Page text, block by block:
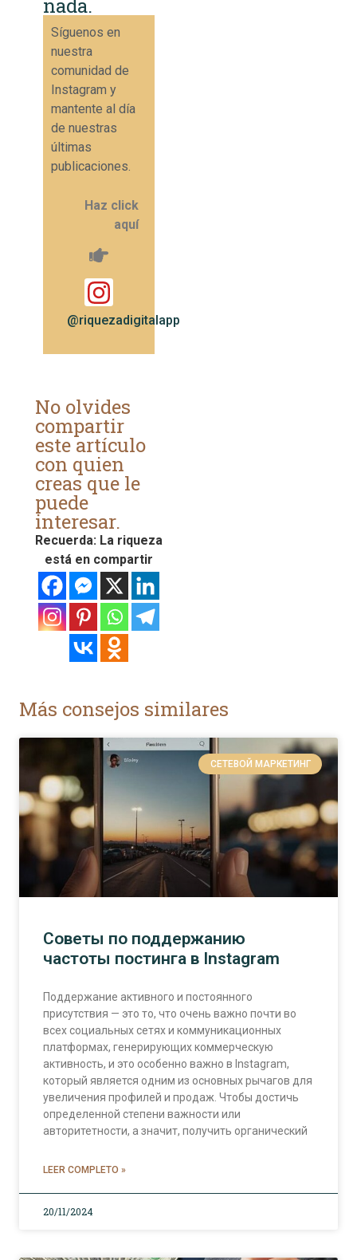
nada.
Síguenos en
nuestra
comunidad de
Instagram y
mantente al día
de nuestras
últimas
publicaciones.
Haz click
aquí
@riquezadigitalapp
No olvides
compartir
este artículo
con quien
creas que le
puede
interesar.
Recuerda: La riqueza
está en compartir
Más consejos similares
СЕТЕВОЙ МАРКЕТИНГ
Советы по поддержанию
частоты постинга в Instagram
Поддержание активного и постоянного
присутствия — это то, что очень важно почти во
всех социальных сетях и коммуникационных
платформах, генерирующих коммерческую
активность, и это особенно важно в Instagram,
который является одним из основных рычагов для
увеличения профилей и продаж. Чтобы достичь
определенной степени важности или
авторитетности, а значит, получить органический
LEER COMPLETO »
20/11/2024